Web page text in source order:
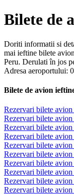
Bilete de
Doriti informatii si
mai ieftine bilete
Peru. Derulati în jos
Adresa aeroportului:
Bilete de avion
Rezervari bilete
Rezervari bilete
Rezervari bilete
Rezervari bilete
Rezervari bilete
Rezervari bilete
Rezervari bilete
Rezervari bilete
Rezervari bilete
Rezervari bilete